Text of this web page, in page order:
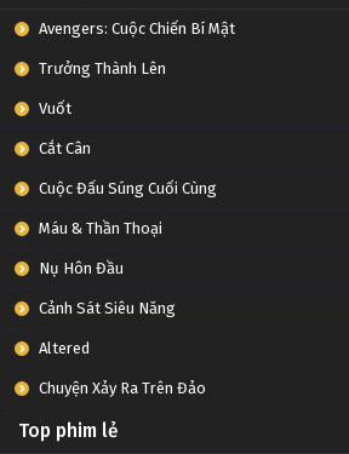
Avengers: Cuộc Chiến Bí Mật
Trưởng Thành Lên
Vuốt
Cắt Cân
Cuộc Đấu Súng Cuối Cùng
Máu & Thần Thoại
Nụ Hôn Đầu
Cảnh Sát Siêu Năng
Altered
Chuyện Xảy Ra Trên Đảo
Top phim lẻ